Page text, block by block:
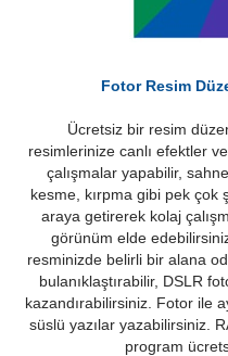
Fotor Resim
Ücretsiz bir resim
resimlerinize canlı efektler
çalışmalar yapabilir,
kesme, kırpma gibi pek çok
araya getirerek kolaj
görünüm elde
resminizde belirli bir alana
bulanıklaştırabilir, DSLR
kazandırabilirsiniz. Fotor ile
süslü yazılar yazabilirsiniz.
program